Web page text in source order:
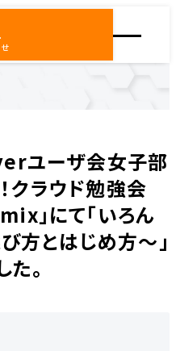
ユーザ会女子部
クラウド勉強会
にて「いろん
方とはじめ方～」
。